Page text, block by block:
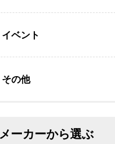
イベント
その他
メーカーから選ぶ